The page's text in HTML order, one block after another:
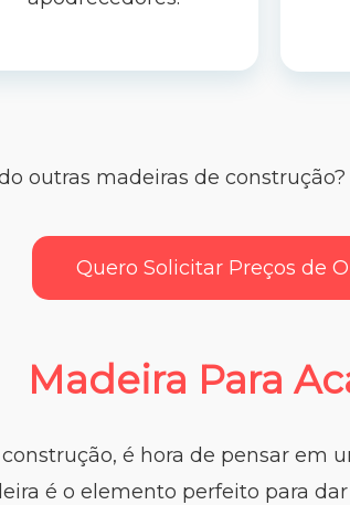
outras madeiras de
Quero Solicitar Preços de
Madeira Para
é hora de pensar em
é o elemento perfeito para